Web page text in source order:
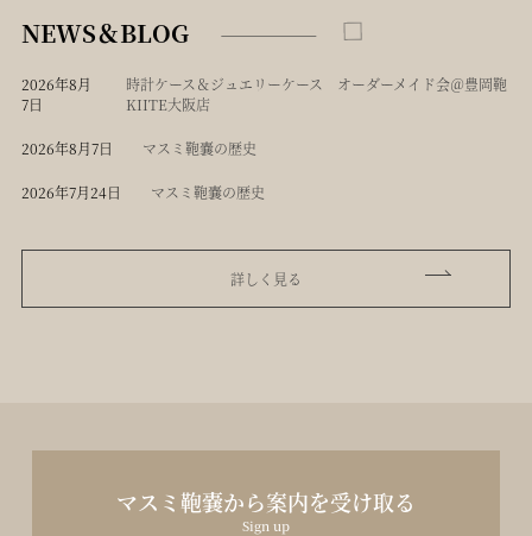
NEWS＆BLOG
2026年8月
7日
時計ケース＆ジュエリーケース オーダーメイド会＠豊岡鞄
KIITE大阪店
2026年8月7日 マスミ鞄嚢の歴史
2026年7月24日 マスミ鞄嚢の歴史
詳しく見る
マスミ鞄嚢から案内を受け取る
Sign up